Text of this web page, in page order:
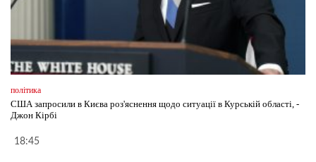
політика
США запросили в Києва роз'яснення щодо ситуації в Курській області, -
Джон Кірбі
18:45